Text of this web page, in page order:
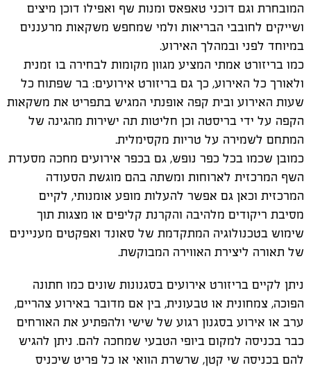
המובחרת וגם דוכני טאפאס ומנות שף ואפילו דוכן מיצים
ושייקים לחובבי הבריאות ולמי שמחפש משקאות מרעננים
במיוחד לפני ובמהלך האירוע.
כמו בריזורט אמתי המציע מגוון מקומות לבחירה בו זמנית
ולאורך כל האירוע, כך גם בריזורט אירועים: בר שפתוח כל
שעות האירוע ובית קפה אופנתי המגיש בתפריט את משקאות
הקפה על ידי בריסטה וכן חליטות תה ישירות מהגינה של
המתחם לשמירה על טריות מקסימלית.
כמובן שכמו בכל כפר נופש, גם בכפר אירועים מחכה מסעדת
השף המרכזית לארוחות ומשתה בהם מוגשת הסעודה
המרכזית וכאן גם אפשר להעלות מופע אומנותי, לקיים
מסיבת ריקודים מלהיבה והקרנת קליפים או מצגות תוך
שימוש בטכנולוגיה המתקדמת של סאונד ואפקטים מעניינים
של תאורה ליצירת האווירה המבוקשת.
ניתן לקיים בריזורט אירועים בסגנונות שונים כמו חתונה
הפוכה, צמחונית או טבעונית, בין אם מדובר באירוע צהריים,
ערב או אירוע בסגנון רגוע של שישי ולהפתיע את האורחים
כבר בכניסה למקום ביופי הטבעי שמחכה להם. ניתן להגיש
להם בכניסה שי קטן, שרשרת הוואי או כל פריט שיכניס